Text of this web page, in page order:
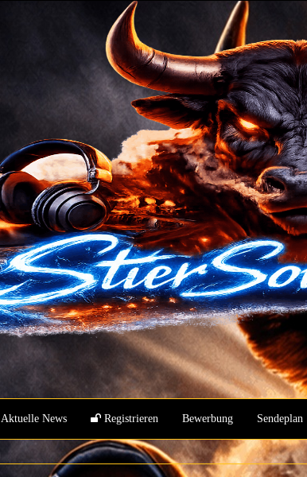
Aktuelle News Registrieren Bewerbung Sendeplan